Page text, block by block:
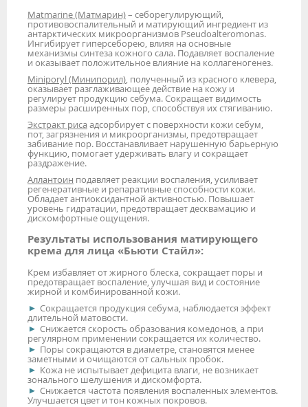
Matmarine (Матмарин)– себорегулирующий,
противовоспалительный и матирующий ингредиент из
антарктических микроорганизмов Pseudoalteromonas.
Ингибирует гиперсеборею, влияя на основные
механизмы синтеза кожного сала. Подавляет воспаление
и оказывает положительное влияние на коллагеногенез.
Miniporyl (Минипорил), полученный из красного клевера,
оказывает разглаживающее действие на кожу и
регулирует продукцию себума. Сокращает видимость
размеры расширенных пор, способствуя их стягиванию.
Экстракт риса адсорбирует с поверхности кожи себум,
пот, загрязнения и микроорганизмы, предотвращает
забивание пор. Восстанавливает нарушенную барьерную
функцию, помогает удерживать влагу и сокращает
раздражение.
Аллантоин подавляет реакции воспаления, усиливает
регенеративные и репаративные способности кожи.
Обладает антиоксидантной активностью. Повышает
уровень гидратации, предотвращает десквамацию и
дискомфортные ощущения.
Результаты использования матирующего
крема для лица «Бьюти Стайл»:
Крем избавляет от жирного блеска, сокращает поры и
предотвращает воспаление, улучшая вид и состояние
жирной и комбинированной кожи.
Сокращается продукция себума, наблюдается эффект
длительной матовости.
Снижается скорость образования комедонов, а при
регулярном применении сокращается их количество.
Поры сокращаются в диаметре, становятся менее
заметными и очищаются от сальных пробок.
Кожа не испытывает дефицита влаги, не возникает
зонального шелушения и дискомфорта.
Снижается частота появления воспаленных элементов.
Улучшается цвет и тон кожных покровов.